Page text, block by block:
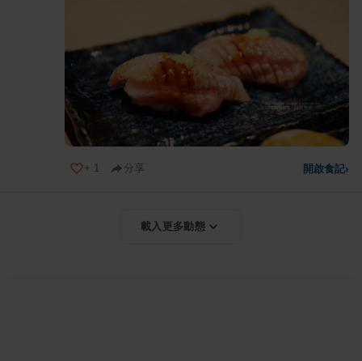
+ 1 分享 開啟食記›
載入更多動態